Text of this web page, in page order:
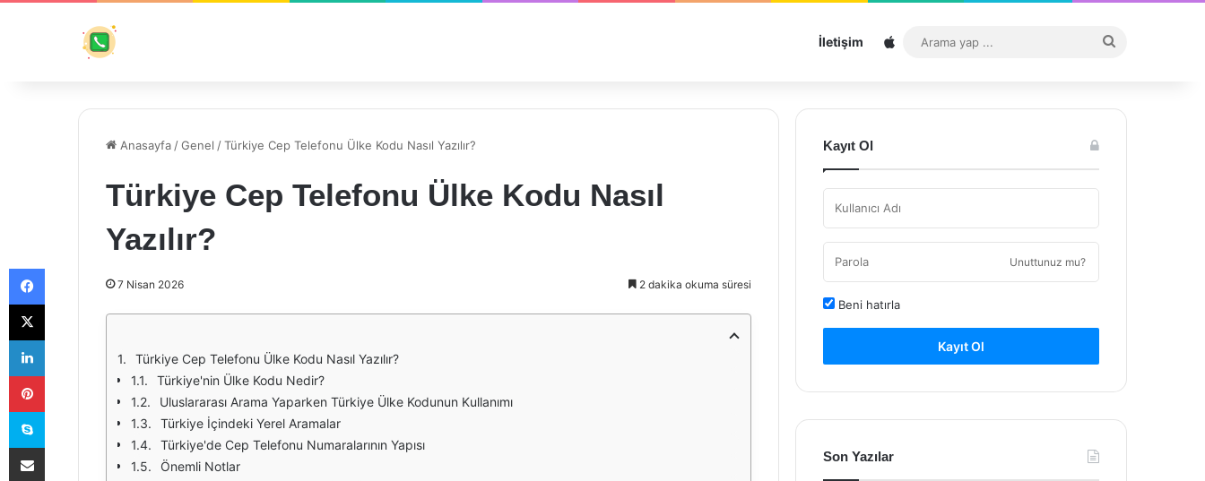
İletişim Sitemap
...
Anasayfa /Genel /Türkiye Cep Telefonu Ülke Kodu Nasıl Yazılır?
Türkiye Cep Telefonu Ülke Kodu Nasıl
Yazılır?
7 Nisan 2026 2 dakika okuma süresi
Türkiye Cep Telefonu Ülke Kodu Nasıl Yazılır?
Türkiye'nin Ülke Kodu Nedir?
Uluslararası Arama Yaparken Türkiye Ülke Kodunun Kullanımı
Türkiye İçindeki Yerel Aramalar
Türkiye'de Cep Telefonu Numaralarının Yapısı
Önemli Notlar
Kayıt Ol
Unuttunuz mu?
Beni hatırla
Kayıt Ol
Son Yazılar
Facebook
X
LinkedIn
Pinterest
Skype
E-Posta ile paylaş